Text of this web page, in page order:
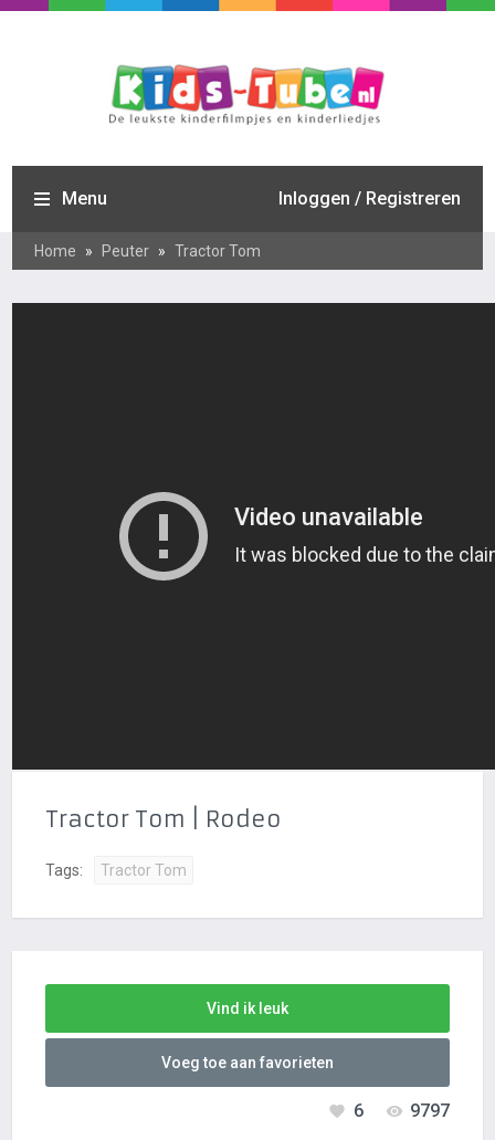
Menu Inloggen / Registreren
Home » Peuter » Tractor Tom
Tractor Tom | Rodeo
Tags: Tractor Tom
Vind ik leuk
Voeg toe aan favorieten
9797
6